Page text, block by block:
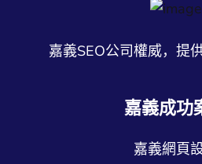
嘉義SEO公司權威，提
嘉義成功
嘉義網頁